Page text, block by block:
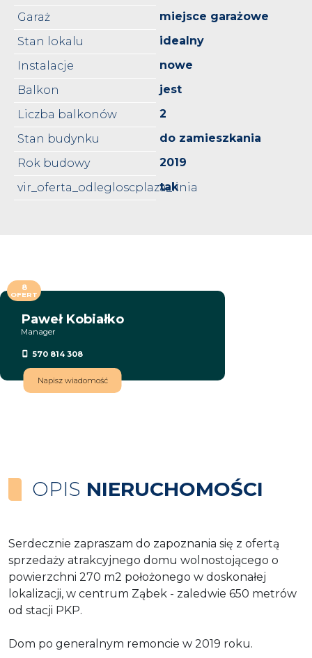
Garaż
miejsce garażowe
Stan lokalu
idealny
Instalacje
nowe
Balkon
jest
Liczba balkonów
2
Stan budynku
do zamieszkania
Rok budowy
2019
vir_oferta_odlegloscplaza_linia
tak
Paweł Kobiałko
Manager
570 814 308
Napisz wiadomość
8
OFERT
OPIS NIERUCHOMOŚCI
Serdecznie zapraszam do zapoznania się z ofertą
sprzedaży atrakcyjnego domu wolnostojącego o
powierzchni 270 m2 położonego w doskonałej
lokalizacji, w centrum Ząbek - zaledwie 650 metrów
od stacji PKP.
Dom po generalnym remoncie w 2019 roku.